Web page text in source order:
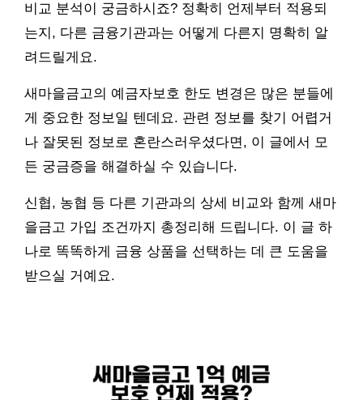
비교 분석이 궁금하시죠? 정확히 언제부터 적용되
는지, 다른 금융기관과는 어떻게 다른지 명확히 알
려드릴게요.
새마을금고의 예금자보호 한도 변경은 많은 분들에
게 중요한 정보일 텐데요. 관련 정보를 찾기 어렵거
나 잘못된 정보로 혼란스러우셨다면, 이 글에서 모
든 궁금증을 해결하실 수 있습니다.
신협, 농협 등 다른 기관과의 상세 비교와 함께 새마
을금고 가입 조건까지 총정리해 드립니다. 이 글 하
나로 똑똑하게 금융 상품을 선택하는 데 큰 도움을
받으실 거예요.